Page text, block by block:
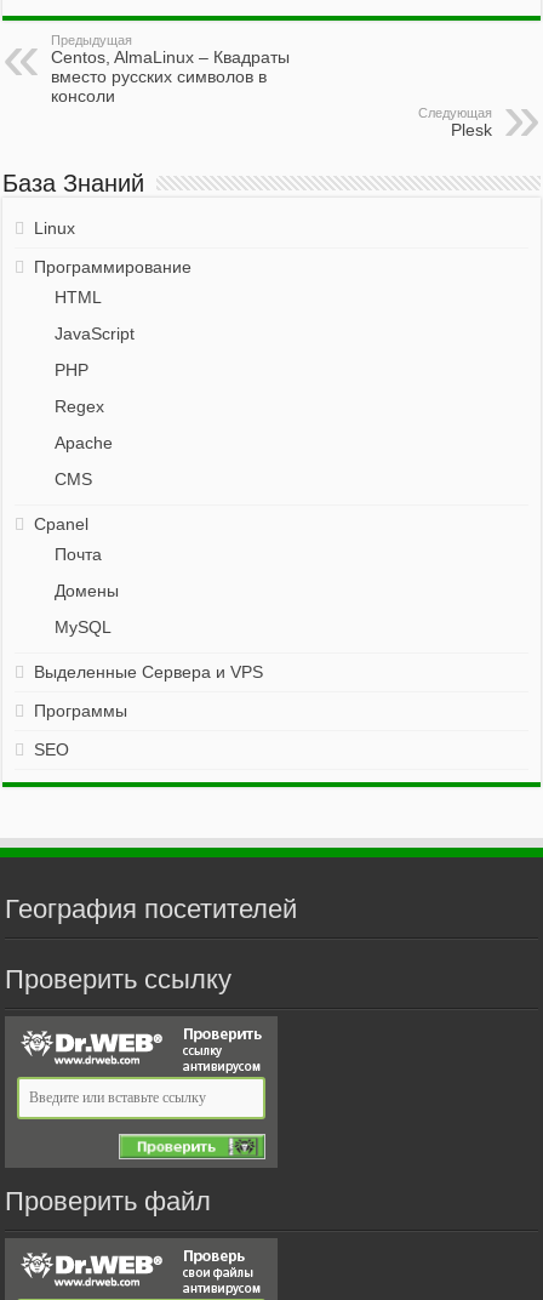
Предыдущая
Centos, AlmaLinux – Квадраты
вместо русских символов в
консоли
Следующая
Plesk
База Знаний
Linux
Программирование
HTML
JavaScript
PHP
Regex
Apache
CMS
Cpanel
Почта
Домены
MySQL
Выделенные Сервера и VPS
Программы
SEO
География посетителей
Проверить ссылку
Проверить файл